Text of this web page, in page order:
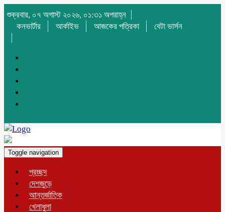
শুক্রবার, ০৭ অগাস্ট ২০২৬, ০১:৩১ অপরাহ্ন
কনভার্টার
আর্কাইভ আজকের পত্রিকা বেটা ভার্সন
Toggle navigation
প্রচ্ছদ
দেশজুড়ে
আন্তর্জাতিক
খেলাধুলা